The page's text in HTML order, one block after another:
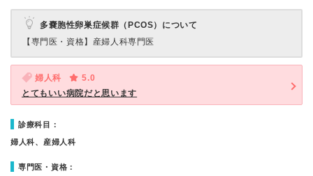
多嚢胞性卵巣症候群（PCOS）について
【専門医・資格】 産婦人科専門医
婦人科
5.0
とてもいい病院だと思います
診療科目：
婦人科、産婦人科
専門医・資格：